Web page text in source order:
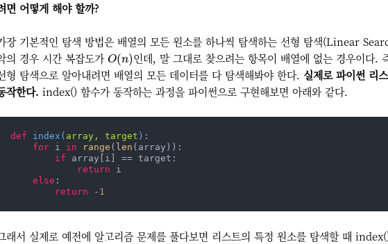
면 어떻게 해야 할까?
장 기본적인 탐색 방법은 배열의 모든 원소를 하나씩 탐색하는 선형 탐색(Linear
의 경우 시간 복잡도가 O(n)
O(n)인데, 말 그대로 찾으려는 항목이 배열에 없는 경우이다.
형 탐색으로 알아내려면 배열의 모든 데이터를 다 탐색해봐야 한다. 실제로 파이썬 리
작한다. index() 함수가 동작하는 과정을 파이썬으로 구현해보면 아래와 같다.
def index ( array, target ):
for i in range ( len (array)):
if array[i] == target:
return i
else :
return - 1
래서 실제로 예전에 알고리즘 문제를 풀다보면 리스트의 특정 원소를 탐색할 때